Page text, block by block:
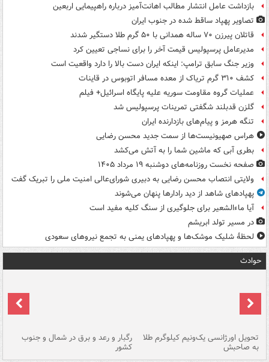
بازداشت عامل انتشار مطالب اهانت‌آمیز درباره راهپیمایی اربعین
تصاویر پهپاد ساقط شده در جنوب ایران
قاتلان پیرزن ۷۰ ساله همدانی با ۵۰ گرم طلا دستگیر شدند
مدیرعامل پرسپولیس قیمت آخر را برای نساجی تعیین کرد
وزیر جنگ سابق ترامپ: اینکه ایران دست بالا را دارد واقعیت است
کشف ۳۱۰ گرم تریاک از معده مسافر اتوبوس در قاینات
عملیات گروه مقاومت سوریه علیه پایگاه اسرائیل+ فیلم
گلزن قدبلند شگفتی تمرینات پرسپولیس شد
تنگه هرمز و پیام‌های بازدارنده ایران
هراس صهیونیست‌ها از سمت جدید محسن رضایی
بطری آبی که ماشین شما را به آتش می‌کشد
صفحه نخست روزنامه‌های دوشنبه ۱۹ مرداد ۱۴۰۵
ولایتی انتصاب محسن رضایی به دبیری شورای‌عالی امنیت ملی را تبریک گفت
پهپادهای شاهد از دید رادارها پنهان می‌شوند
آیا ماءالشعیر برای جلوگیری از سنگ کلیه مفید است
در مسیر تولد ابریشم
لحظۀ شلیک موشک‌ها و پهپادهای یمنی به تجمع نیروهای سعودی
حوادث
تحویل اورژانسی یک‌ونیم کیلوگرم طلا
به صاحبش
رگبار و رعد و برق در شمال و جنوب
کشور